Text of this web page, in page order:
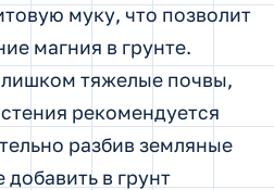
муку, что позволит
магния в грунте.
тяжелые почвы,
рекомендуется
разбив земляные
в грунт